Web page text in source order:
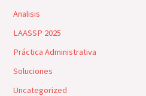
Analisis
LAASSP 2025
Práctica Administrativa
Soluciones
Uncategorized